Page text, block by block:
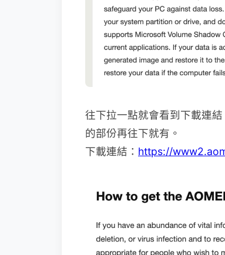
往下拉一點就會看到下載連
的部份再往下就有。
下載連結： https://